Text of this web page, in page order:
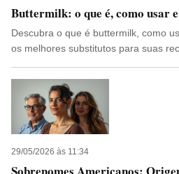
Buttermilk: o que é, como usar
Descubra o que é buttermilk, como
os melhores substitutos para suas
29/05/2026 às 11:34